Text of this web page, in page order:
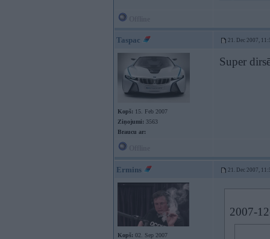
Taspac 21. Dec 2007,
Kopš: 15. Feb 2007
Ziņojumi: 3563
Braucu ar:
Super
Ermins 21. Dec 2007,
Kopš: 02. Sep 2007
2007-